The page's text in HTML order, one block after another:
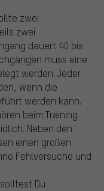
zwei
zwei
dauert 40 bis
muss eine
werden. Jeder
wenn die
werden kann.
beim Training
Neben den
einen großen
Fehlversuche und
Du